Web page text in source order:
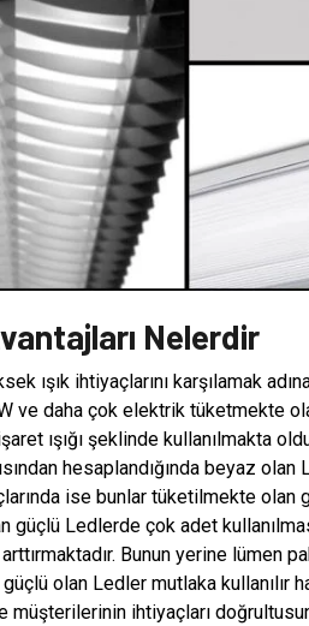
Nelerdir
ışık ihtiyaçlarını karşılamak
ve daha çok elektrik tüketmekte
ışığı şeklinde kullanılmakta
hesaplandığında beyaz
ise bunlar tüketilmekte olan
Ledlerde çok adet
Bunun yerine lümen
olan Ledler mutlaka kullanılır
ihtiyaçları